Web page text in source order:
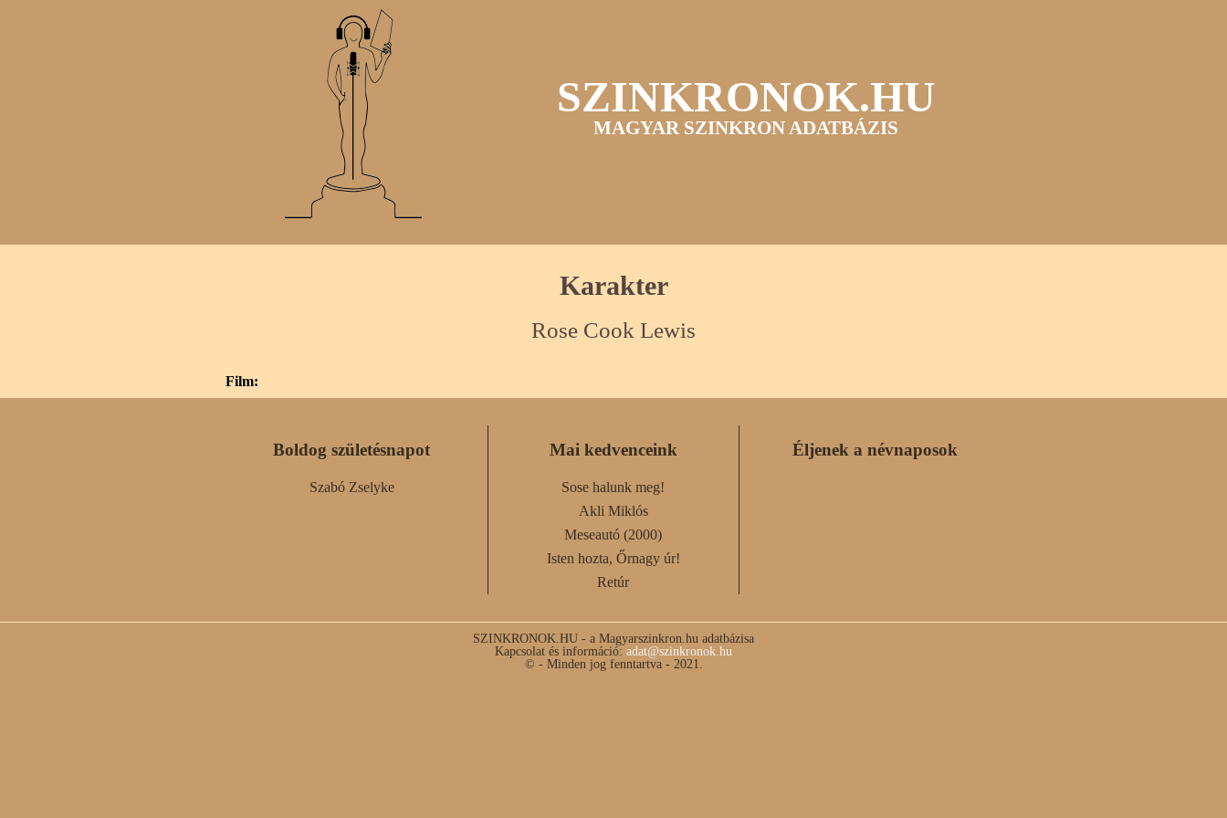
SZINKRONOK.HU
MAGYAR SZINKRON ADATBÁZIS
Karakter
Rose Cook Lewis
Film:
Boldog születésnapot
Szabó Zselyke
Mai kedvenceink
Sose halunk meg!
Akli Miklós
Meseautó (2000)
Isten hozta, Őrnagy úr!
Retúr
Éljenek a névnaposok
SZINKRONOK.HU - a Magyarszinkron.hu adatbázisa
Kapcsolat és információ: adat@szinkronok.hu
© - Minden jog fenntartva - 2021.